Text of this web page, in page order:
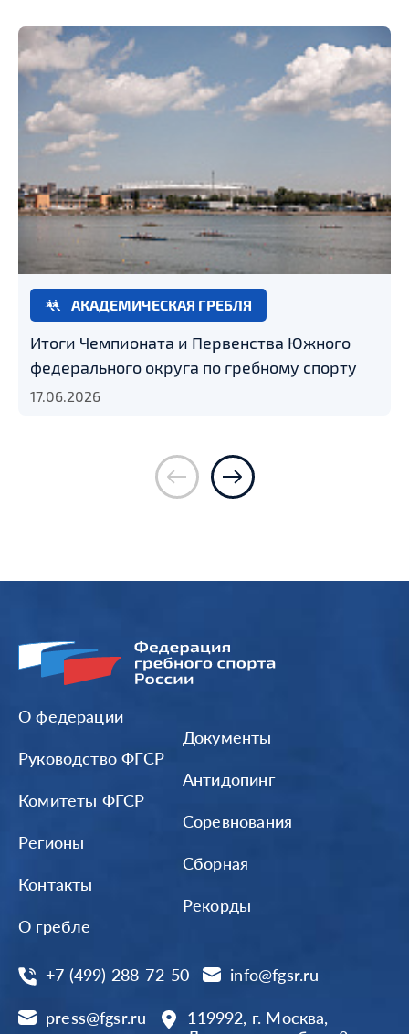
АКАДЕМИЧЕСКАЯ ГРЕБЛЯ
Итоги Чемпионата и Первенства Южного
федерального округа по гребному спорту
17.06.2026
О федерации
Руководство ФГСР
Комитеты ФГСР
Регионы
Контакты
О гребле
Документы
Антидопинг
Соревнования
Сборная
Рекорды
+7 (499) 288-72-50 info@fgsr.ru
press@fgsr.ru
119992, г. Москва,